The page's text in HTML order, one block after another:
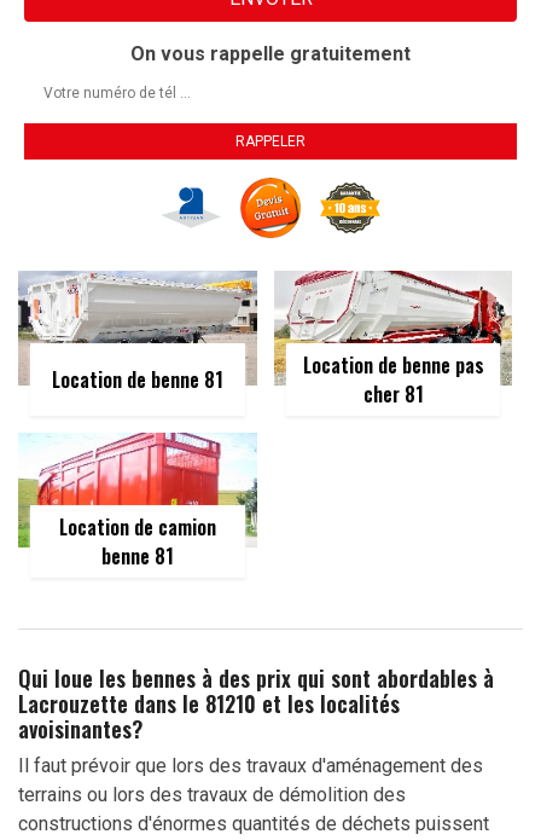
On vous rappelle gratuitement
Location de benne 81
Location de benne pas
cher 81
Location de camion
benne 81
Qui loue les bennes à des prix qui sont abordables à
Lacrouzette dans le 81210 et les localités
avoisinantes?
Il faut prévoir que lors des travaux d'aménagement des
terrains ou lors des travaux de démolition des
constructions d'énormes quantités de déchets puissent